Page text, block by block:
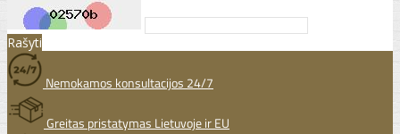
Rašyti
Nemokamos konsultacijos 24/7
Greitas pristatymas Lietuvoje ir EU